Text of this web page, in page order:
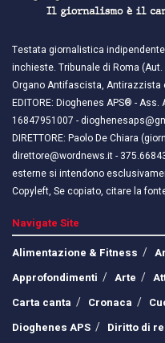
Testata giornalistica
inchieste. Tribunale di Roma
Organo Antifascista, Antirazzista
EDITORE: Dioghenes APS® -
16847951007 -
DIRETTORE: Paolo De Chiara
direttore@wordnews.it -
esterne si intendono
Copyleft, Se copiato, citare la
Navigate Site
Alimentazione & Fitness
Approfondimenti
Arte
Carta canta
Cronaca
Dioghenes APS
Diritto di